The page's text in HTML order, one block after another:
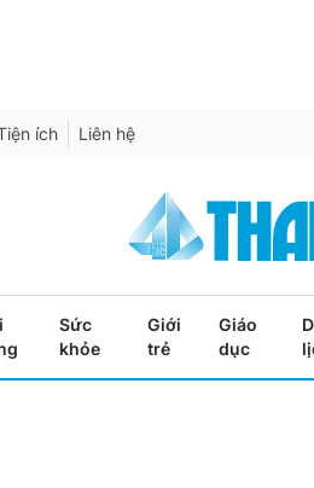
ích Liên hệ
Sức
khỏe
Giới
trẻ
Giáo
dục